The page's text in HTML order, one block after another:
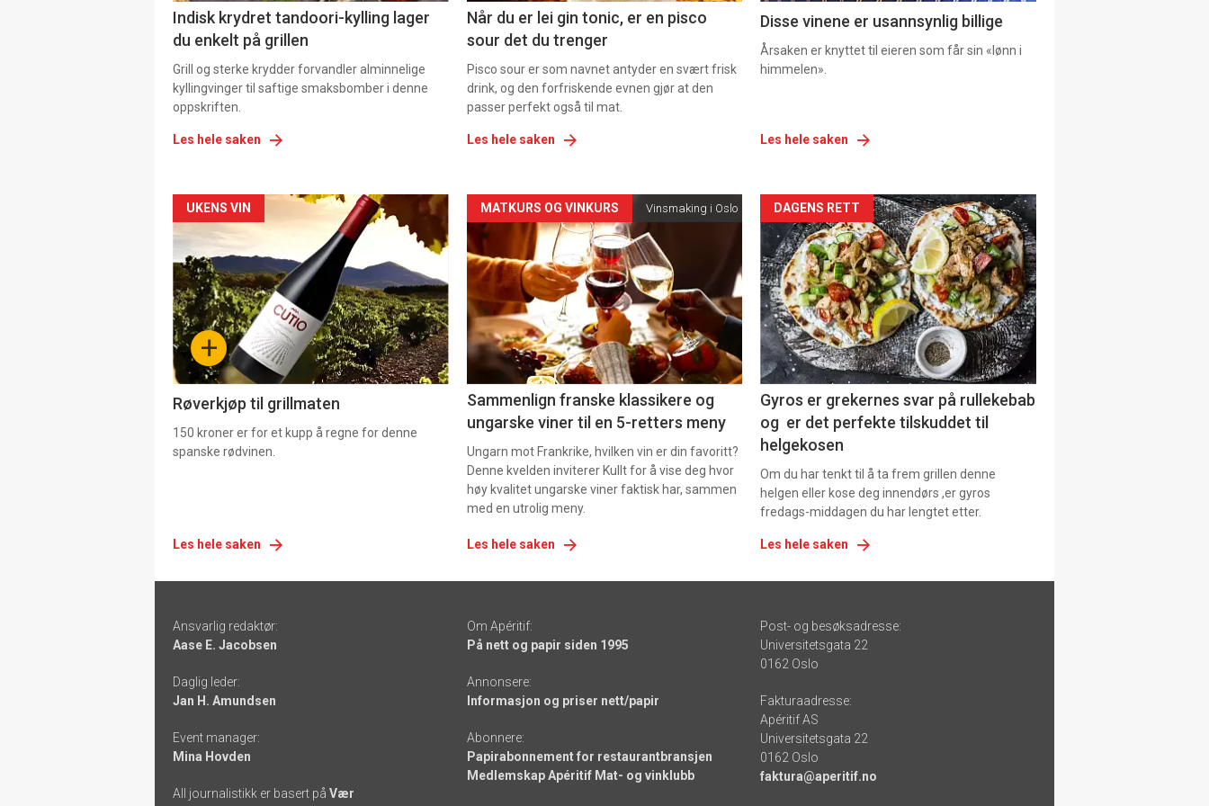
Indisk krydret tandoori-kylling lager
du enkelt på grillen
Grill og sterke krydder forvandler alminnelige
kyllingvinger til saftige smaksbomber i denne
oppskriften.
Les hele saken
Når du er lei gin tonic, er en pisco
sour det du trenger
Pisco sour er som navnet antyder en svært frisk
drink, og den forfriskende evnen gjør at den
passer perfekt også til mat.
Les hele saken
Disse vinene er usannsynlig billige
Årsaken er knyttet til eieren som får sin «lønn i
himmelen».
Les hele saken
Forsiden
akkurat
nå
-
4 +
UKENS VIN
Røverkjøp til grillmaten
150 kroner er for et kupp å regne for denne
spanske rødvinen.
Les hele saken
Forsiden
akkurat
nå
-
5
MATKURS OG VINKURS Vinsmaking i Oslo
Sammenlign franske klassikere og
ungarske viner til en 5-retters meny
Ungarn mot Frankrike, hvilken vin er din favoritt?
Denne kvelden inviterer Kullt for å vise deg hvor
høy kvalitet ungarske viner faktisk har, sammen
med en utrolig meny.
Les hele saken
Forsiden
akkurat
nå
-
6
DAGENS RETT
Gyros er grekernes svar på rullekebab
og er det perfekte tilskuddet til
helgekosen
Om du har tenkt til å ta frem grillen denne
helgen eller kose deg innendørs ,er gyros
fredags-middagen du har lengtet etter.
Les hele saken
-
links
Ansvarlig redaktør:
Aase E. Jacobsen
Daglig leder:
Jan H. Amundsen
Event manager:
Mina Hovden
All journalistikk er basert på Vær
Om Apéritif:
På nett og papir siden 1995
Annonsere:
Informasjon og priser nett/papir
Abonnere:
Papirabonnement for restaurantbransjen
Medlemskap Apéritif Mat- og vinklubb
Post- og besøksadresse:
Universitetsgata 22
0162 Oslo
Fakturaadresse:
Apéritif AS
Universitetsgata 22
0162 Oslo
faktura@aperitif.no